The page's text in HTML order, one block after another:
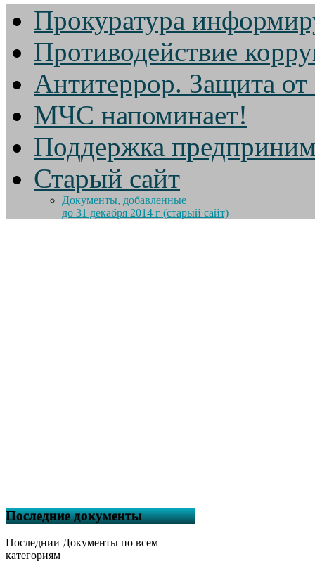
Прокуратура
Противодействие
Антитеррор. Защита
МЧС напоминает!
Поддержка
Старый сайт
Документы, добавленные
до 31 декабря 2014 г (старый сайт)
Последние документы
Последнии Документы по всем
категориям